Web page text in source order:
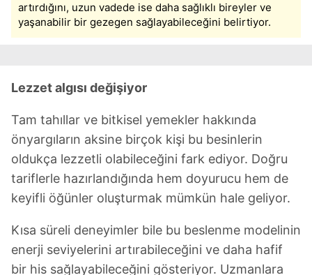
artırdığını, uzun vadede ise daha sağlıklı bireyler ve
yaşanabilir bir gezegen sağlayabileceğini belirtiyor.
Lezzet algısı değişiyor
Tam tahıllar ve bitkisel yemekler hakkında
önyargıların aksine birçok kişi bu besinlerin
oldukça lezzetli olabileceğini fark ediyor. Doğru
tariflerle hazırlandığında hem doyurucu hem de
keyifli öğünler oluşturmak mümkün hale geliyor.
Kısa süreli deneyimler bile bu beslenme modelinin
enerji seviyelerini artırabileceğini ve daha hafif
bir his sağlayabileceğini gösteriyor. Uzmanlara